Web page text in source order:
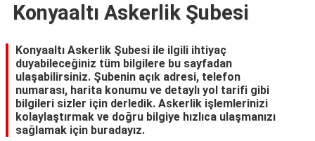
Konyaaltı Askerlik Şubesi
Konyaaltı Askerlik Şubesi ile ilgili ihtiyaç
duyabileceğiniz tüm bilgilere bu sayfadan
ulaşabilirsiniz. Şubenin açık adresi, telefon
numarası, harita konumu ve detaylı yol tarifi gibi
bilgileri sizler için derledik. Askerlik işlemlerinizi
kolaylaştırmak ve doğru bilgiye hızlıca ulaşmanızı
sağlamak için buradayız.